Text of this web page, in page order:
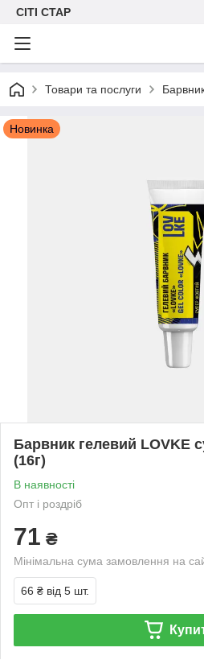
СІТІ СТАР
Товари та послуги
Новинка
Барвник гелевий LOVKE
(16г)
В наявності
Опт і роздріб
71 ₴
Мінімальна сума замовлення на
66 ₴ від 5 шт.